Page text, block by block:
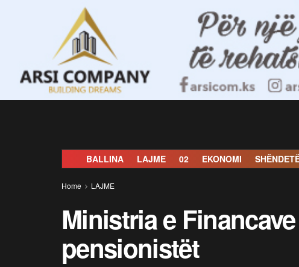
BALLINA LAJME 02 EKONOMI
Home LAJME
Ministria e
pensionistët